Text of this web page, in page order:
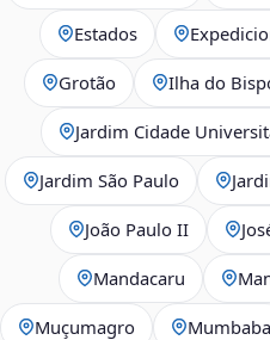
Estados
Grotão Ilha do
Jardim Cidade
Jardim São Paulo
João Paulo II
Mandacaru
Muçumagro Mumbaba